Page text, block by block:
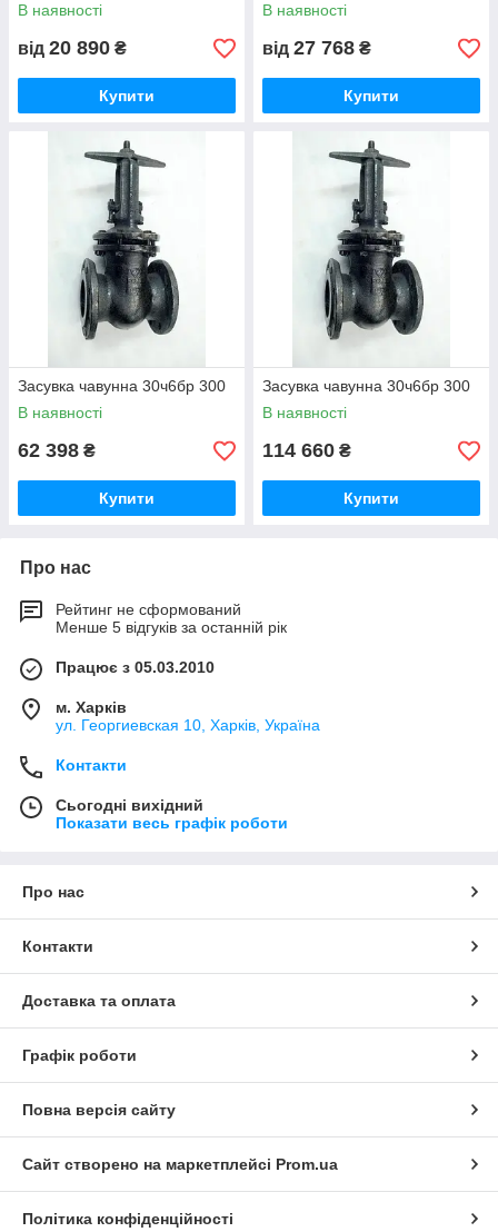
В наявності
від 20 890 ₴
Купити
В наявності
від 27 768 ₴
Купити
Засувка чавунна 30ч6бр 300
В наявності
62 398 ₴
Купити
Засувка чавунна 30ч6бр 300
В наявності
114 660 ₴
Купити
Про нас
Рейтинг не сформований
Менше 5 відгуків за останній рік
Працює з 05.03.2010
м. Харків
ул. Георгиевская 10, Харків, Україна
Контакти
Сьогодні вихідний
Показати весь графік роботи
Про нас
Контакти
Доставка та оплата
Графік роботи
Повна версія сайту
Сайт створено на маркетплейсі Prom.ua
Політика конфіденційності